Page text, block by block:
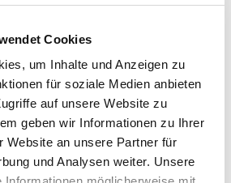
Cookies
um Inhalte und Anzeigen zu
für soziale Medien anbieten
auf unsere Website zu
geben wir Informationen zu Ihrer
Website an unsere Partner für
und Analysen weiter. Unsere